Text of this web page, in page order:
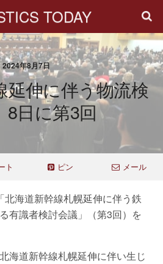
TODAY
2024年8月7日
延伸に伴う物流検
8日に第3回
ト ピン メール
北海道新幹線札幌延伸に伴う鉄
有識者検討会議」（第3回）を
海道新幹線札幌延伸に伴い生じ